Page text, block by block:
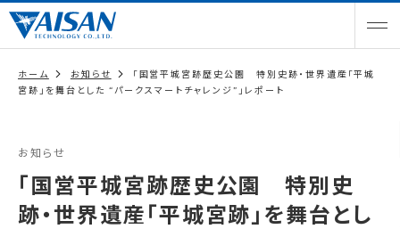
ホーム お知らせ
「国営平城宮跡歴史公園 特別史跡・世界遺産「平城
宮跡」を舞台とした “パークスマートチャレンジ”」レポート
お知らせ
「国営平城宮跡歴史公園 特別史
跡・世界遺産「平城宮跡」を舞台とし